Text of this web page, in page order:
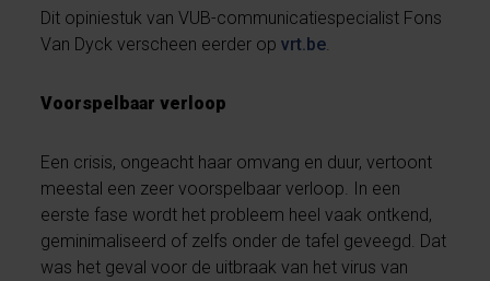
Dit opiniestuk van VUB-communicatiespecialist Fons
Van Dyck verscheen eerder opvrt.be
Voorspelbaar verloop
Een crisis, ongeacht haar omvang en duur, vertoont
meestal een zeer voorspelbaar verloop. In een
eerste fase wordt het probleem heel vaak ontkend,
geminimaliseerd of zelfs onder de tafel geveegd. Dat
was het geval voor de uitbraak van het virus van